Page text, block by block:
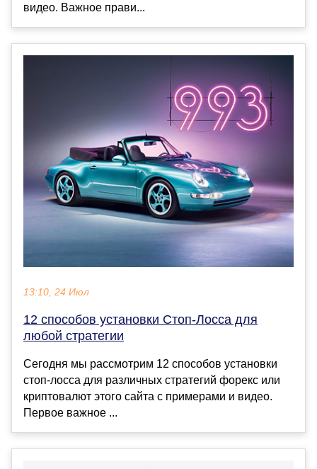
видео. Важное прави...
13:10, 24 Июл
12 способов установки Стоп-Лосса для
любой стратегии
Сегодня мы рассмотрим 12 способов установки
стоп-лосса для различных стратегий форекс или
криптовалют этого сайта с примерами и видео.
Первое важное ...